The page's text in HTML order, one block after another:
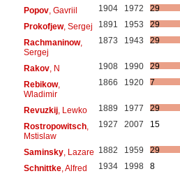
Popov, Gavriil 1904 1972
29
Prokofjew, Sergej 1891 1953
29
Rachmaninow,
Sergej
1873 1943 29
Rakov, N 1908 1990
29
Rebikow,
Wladimir
1866 1920 7
Revuzkij, Lewko 1889 1977
29
Rostropowitsch,
Mstislaw
1927 2007 15
Saminsky, Lazare 1882 1959
29
Schnittke, Alfred 1934 1998
8